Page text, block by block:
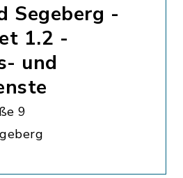
Segeberg -
1.2 -
und
9